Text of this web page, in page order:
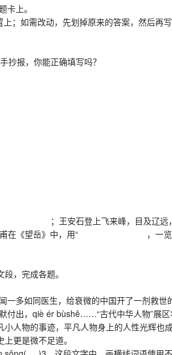
上。
如需改动，先划掉原来的答案，然后再
抄报，你能正确填写吗？
句是：
：
悠悠， ；王安石登上飞来峰，目
岳》中，用“ ，一览众山小”激
，完成各题。
多如同医生，给衰微的中国开了一剂救
出，qiè ér bùshě……“古代中华人物”展
人物的事迹，平凡人物身上的人性光辉也
更是微不足道。